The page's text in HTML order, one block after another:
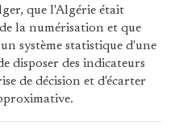
que l'Algérie était
la numérisation et que
système statistique d'une
disposer des indicateurs
de décision et d'écarter